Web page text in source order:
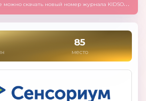
скачать новый номер журнала KIDSOBOZ 2025 (сентябрь)
85
место